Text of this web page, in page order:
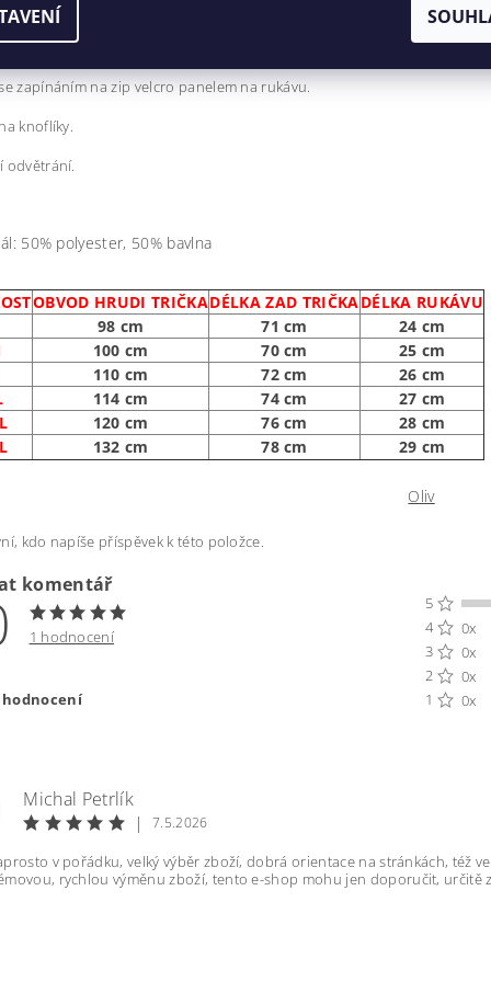
ELITE je vyrobeno z elastické a odolné tkaniny.
střihu je v triko velice pohodlné.
zapínáním na zip velcro panelem na rukávu.
knoflíky.
odvětrání.
50% polyester, 50% bavlna
OBVOD HRUDI TRIČKADÉLKA ZAD TRIČKADÉLKA RUKÁVU
98 cm 71 cm
24 cm
100 cm 70 cm
25 cm
110 cm 72 cm
26 cm
114 cm 74 cm
27 cm
120 cm 76 cm
28 cm
132 cm 78 cm 29 cm
Oliv
kdo napíše příspěvek k této položce.
komentář
1 hodnocení
5
4
0x
3
0x
2
0x
1
0x
Michal Petrlík
|
7.5.2026
v pořádku, velký výběr zboží, dobrá orientace na stránkách, též
rychlou výměnu zboží, tento e-shop mohu jen doporučit, určitě